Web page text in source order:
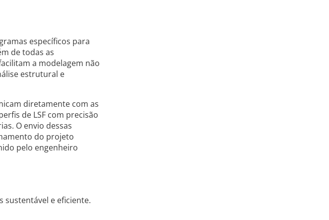
específicos para
de todas as
a modelagem não
estrutural e
diretamente com as
de LSF com precisão
O envio dessas
do projeto
pelo engenheiro
sustentável e eficiente.